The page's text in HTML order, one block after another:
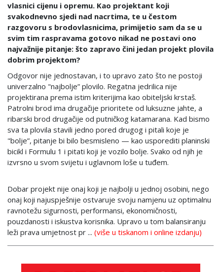
vlasnici cijenu i opremu. Kao projektant koji
svakodnevno sjedi nad nacrtima, te u čestom
razgovoru s brodovlasnicima, primijetio sam da se u
svim tim raspravama gotovo nikad ne postavi ono
najvažnije pitanje: što zapravo čini jedan projekt plovila
dobrim projektom?
Odgovor nije jednostavan, i to upravo zato što ne postoji
univerzalno "najbolje” plovilo. Regatna jedrilica nije
projektirana prema istim kriterijima kao obiteljski krstaš.
Patrolni brod ima drugačije prioritete od luksuzne jahte, a
ribarski brod drugačije od putničkog katamarana. Kad bismo
sva ta plovila stavili jedno pored drugog i pitali koje je
"bolje”, pitanje bi bilo besmisleno — kao usporediti planinski
bicikl i Formulu 1 i pitati koji je vozilo bolje. Svako od njih je
izvrsno u svom svijetu i uglavnom loše u tuđem.
Dobar projekt nije onaj koji je najbolji u jednoj osobini, nego
onaj koji najuspješnije ostvaruje svoju namjenu uz optimalnu
ravnotežu sigurnosti, performansi, ekonomičnosti,
pouzdanosti i iskustva korisnika. Upravo u tom balansiranju
leži prava umjetnost pr ... (više u tiskanom i online izdanju)